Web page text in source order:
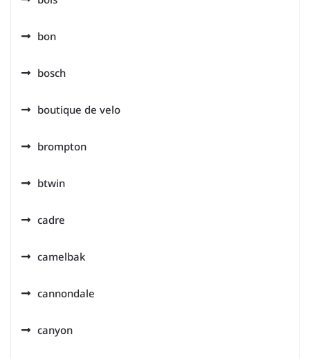
bon
bosch
boutique de velo
brompton
btwin
cadre
camelbak
cannondale
canyon